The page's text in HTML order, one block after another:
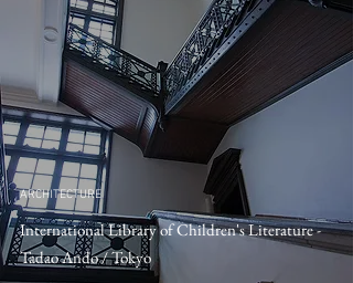
International Library of Children's Literature -
Tadao Ando / Tokyo
ARCHITECTURE